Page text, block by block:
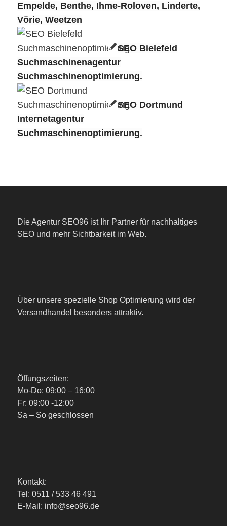
Empelde, Benthe, Ihme-Roloven, Linderte,
Vörie, Weetzen
SEO Bielefeld
Suchmaschinenagentur
Suchmaschinenoptimierung.
SEO Dortmund
Internetagentur
Suchmaschinenoptimierung.
Die Agentur SEO96 ist Ihr Partner für nachhaltiges
SEO und mehr Sichtbarkeit im Web.
Über unsere spezielle Shop Optimierung wird der
Versandhandel besonders attraktiv.
Öffungszeiten:
Mo-Do: 09:00 – 16:00
Fr: 09:00 -12:00
Sa – So geschlossen
Kontakt:
Tel: 0511 / 533 46 491
E-Mail: info@seo96.de